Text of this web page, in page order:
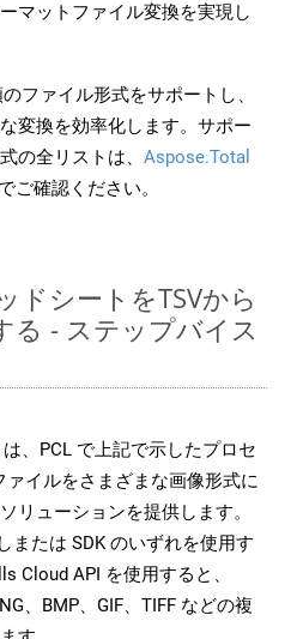
マットファイル変換を実現し
ファイル形式をサポートし、
変換を効率化します。サポー
の全リストは、 Aspose.Total
ご確認ください。
ドシートをTSVから
る - ステップバイス
、PCL で上記で示したプロセ
ァイルをさまざまな画像形式に
リューションを提供します。
または SDK のいずれを使用す
Cloud API を使用すると、
、BMP、GIF、TIFF などの複